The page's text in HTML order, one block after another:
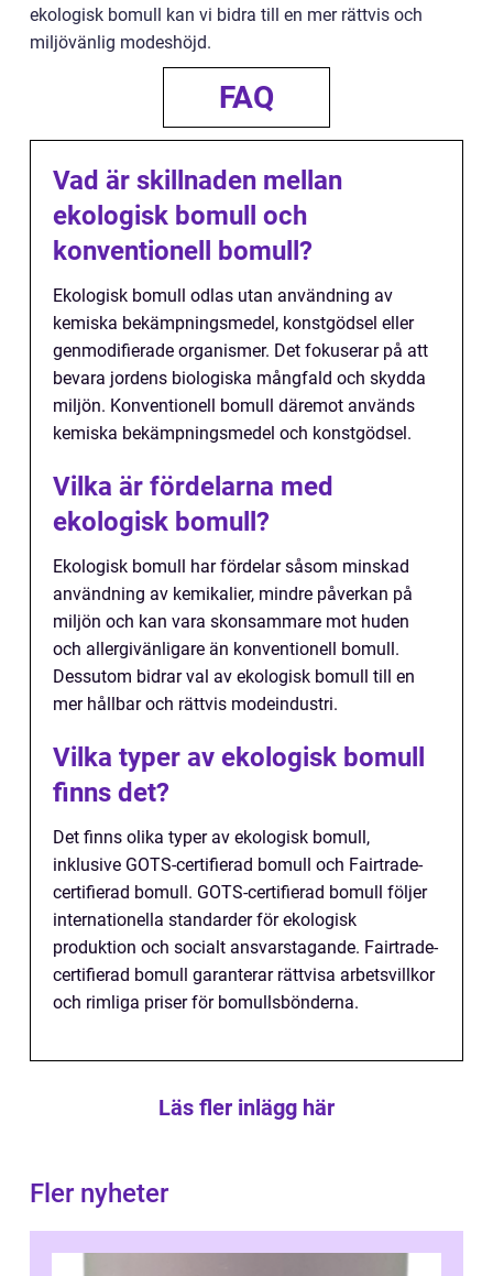
ekologisk bomull kan vi bidra till en mer rättvis och
miljövänlig modeshöjd.
FAQ
Vad är skillnaden mellan
ekologisk bomull och
konventionell bomull?
Ekologisk bomull odlas utan användning av
kemiska bekämpningsmedel, konstgödsel eller
genmodifierade organismer. Det fokuserar på att
bevara jordens biologiska mångfald och skydda
miljön. Konventionell bomull däremot används
kemiska bekämpningsmedel och konstgödsel.
Vilka är fördelarna med
ekologisk bomull?
Ekologisk bomull har fördelar såsom minskad
användning av kemikalier, mindre påverkan på
miljön och kan vara skonsammare mot huden
och allergivänligare än konventionell bomull.
Dessutom bidrar val av ekologisk bomull till en
mer hållbar och rättvis modeindustri.
Vilka typer av ekologisk bomull
finns det?
Det finns olika typer av ekologisk bomull,
inklusive GOTS-certifierad bomull och Fairtrade-
certifierad bomull. GOTS-certifierad bomull följer
internationella standarder för ekologisk
produktion och socialt ansvarstagande. Fairtrade-
certifierad bomull garanterar rättvisa arbetsvillkor
och rimliga priser för bomullsbönderna.
Läs fler inlägg här
Fler nyheter